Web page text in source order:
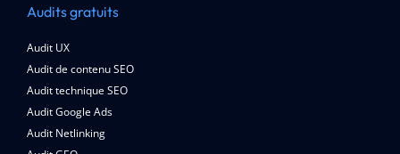
Audits gratuits
Audit UX
Audit de contenu SEO
Audit technique SEO
Audit Google Ads
Audit Netlinking